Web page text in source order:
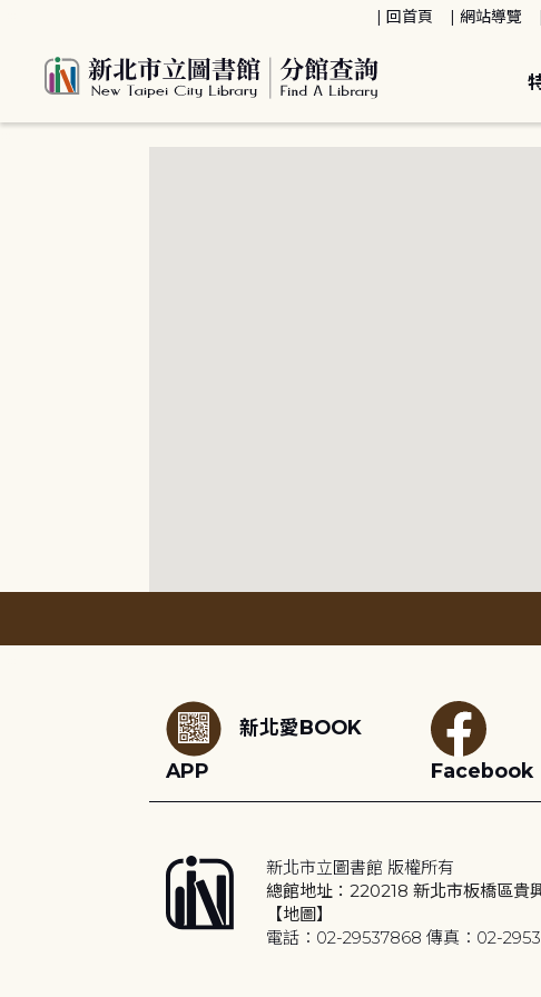
回首頁 網站導覽
新北愛BOOK
APP
Facebook
新北市立圖書館 版權所有
總館地址：220218 新北市板橋區貴
【地圖】
電話：02-29537868 傳真：02-